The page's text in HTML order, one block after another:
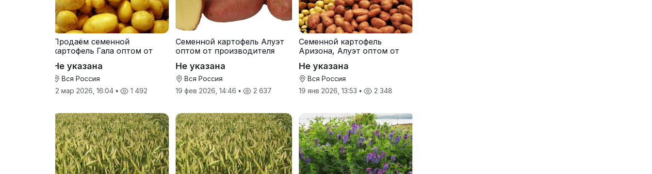
Продаём семенной
картофель Гала оптом от
Не указана
Вся Россия
12 мар 2026, 16:04 • 1 492
Семенной картофель Алуэт
оптом от производителя
Не указана
Вся Россия
19 фев 2026, 14:46 • 2 637
Семенной картофель
Аризона, Алуэт оптом от
Не указана
Вся Россия
19 янв 2026, 13:53 • 2 348